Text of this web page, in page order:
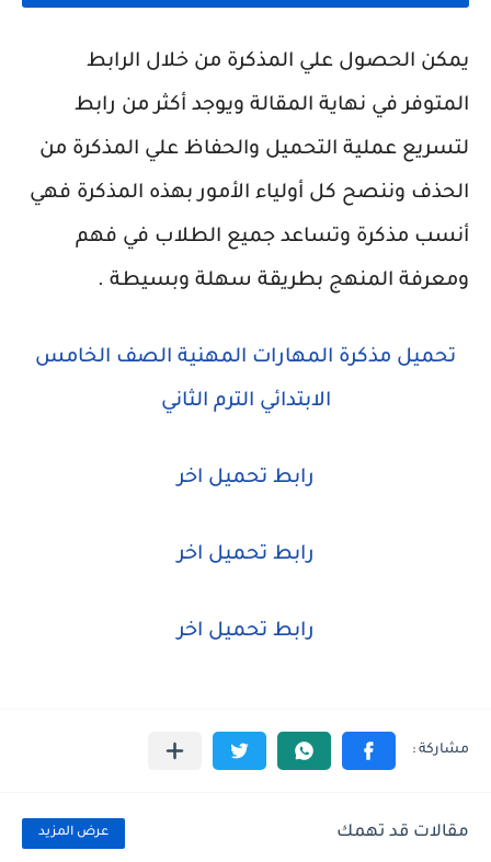
يمكن الحصول علي المذكرة من خلال الرابط
المتوفر في نهاية المقالة ويوجد أكثر من رابط
لتسريع عملية التحميل والحفاظ علي المذكرة من
الحذف وننصح كل أولياء الأمور بهذه المذكرة فهي
أنسب مذكرة وتساعد جميع الطلاب في فهم
ومعرفة المنهج بطريقة سهلة وبسيطة .
تحميل مذكرة المهارات المهنية الصف الخامس
الابتدائي الترم الثاني
رابط تحميل اخر
رابط تحميل اخر
رابط تحميل اخر
مقالات قد تهمك عرض المزيد